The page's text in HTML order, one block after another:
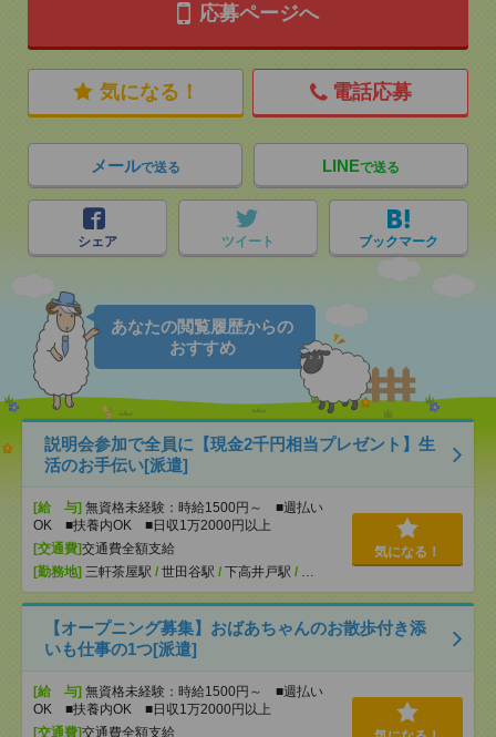
応募ページへ
気になる！ 電話応募
メールで送る LINEで送る
シェア ツイート ブックマーク
あなたの閲覧履歴からの
おすすめ
説明会参加で全員に【現金2千円相当プレゼント】生
活のお手伝い[派遣]
[給 与] 無資格未経験：時給1500円～ ■週払い
OK ■扶養内OK ■日収1万2000円以上
[交通費]交通費全額支給
[勤務地] 三軒茶屋駅 / 世田谷駅 / 下高井戸駅 / …
気になる！
【オープニング募集】おばあちゃんのお散歩付き添
いも仕事の1つ[派遣]
[給 与] 無資格未経験：時給1500円～ ■週払い
OK ■扶養内OK ■日収1万2000円以上
[交通費]交通費全額支給